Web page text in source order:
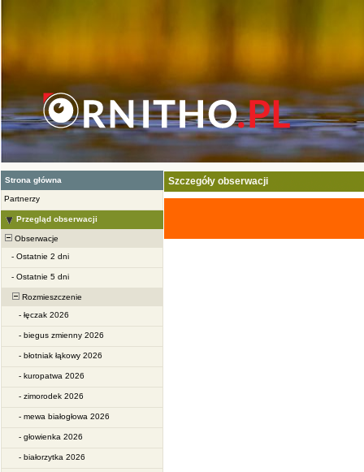
Strona główna
Partnerzy
Przegląd obserwacji
Obserwacje
- Ostatnie 2 dni
- Ostatnie 5 dni
Rozmieszczenie
- łęczak 2026
- biegus zmienny 2026
- błotniak łąkowy 2026
- kuropatwa 2026
- zimorodek 2026
- mewa białogłowa 2026
- głowienka 2026
- białorzytka 2026
Szczegóły obserwacji